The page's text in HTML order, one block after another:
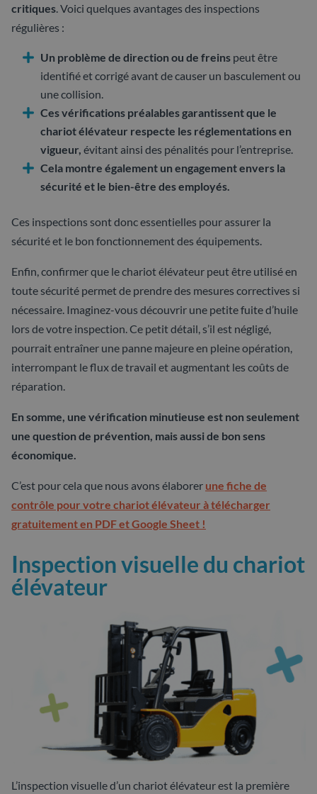
critiques. Voici quelques avantages des inspections
régulières :
Un problème de direction ou de freins peut être
identifié et corrigé avant de causer un basculement ou
une collision.
Ces vérifications préalables garantissent que le
chariot élévateur respecte les réglementations en
vigueur, évitant ainsi des pénalités pour l’entreprise.
Cela montre également un engagement envers la
sécurité et le bien-être des employés.
Ces inspections sont donc essentielles pour assurer la
sécurité et le bon fonctionnement des équipements.
Enfin, confirmer que le chariot élévateur peut être utilisé en
toute sécurité permet de prendre des mesures correctives si
nécessaire. Imaginez-vous découvrir une petite fuite d’huile
lors de votre inspection. Ce petit détail, s’il est négligé,
pourrait entraîner une panne majeure en pleine opération,
interrompant le flux de travail et augmentant les coûts de
réparation.
En somme, une vérification minutieuse est non seulement
une question de prévention, mais aussi de bon sens
économique.
C’est pour cela que nous avons élaborer une fiche de
contrôle pour votre chariot élévateur à télécharger
gratuitement en PDF et Google Sheet !
Inspection visuelle du chariot
élévateur
L’inspection visuelle d’un chariot élévateur est la première